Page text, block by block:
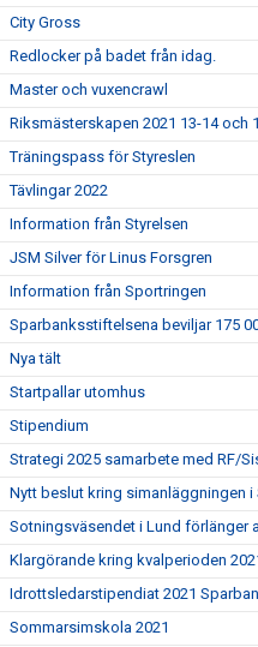
City Gross
Redlocker på badet från idag.
Master och vuxencrawl
Riksmästerskapen 2021 13-14 och
Träningspass för Styreslen
Tävlingar 2022
Information från Styrelsen
JSM Silver för Linus Forsgren
Information från Sportringen
Sparbanksstiftelsena beviljar 175
Nya tält
Startpallar utomhus
Stipendium
Strategi 2025 samarbete med RF/
Nytt beslut kring simanläggningen
Sotningsväsendet i Lund förlänger
Klargörande kring kvalperioden
Idrottsledarstipendiat 2021
Sommarsimskola 2021